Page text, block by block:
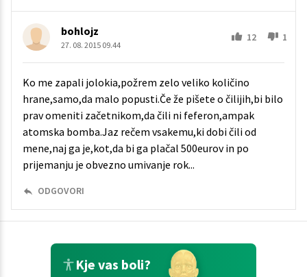
bohlojz
27. 08. 2015 09.44
12 1
Ko me zapali jolokia,požrem zelo veliko količino
hrane,samo,da malo popusti.Če že pišete o čilijih,bi bilo
prav omeniti začetnikom,da čili ni feferon,ampak
atomska bomba.Jaz rečem vsakemu,ki dobi čili od
mene,naj ga je,kot,da bi ga plačal 500eurov in po
prijemanju je obvezno umivanje rok...
ODGOVORI
Kje vas boli?